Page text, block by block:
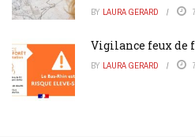
BY LAURA GERARD
Vigilance feux de
BY LAURA GERARD